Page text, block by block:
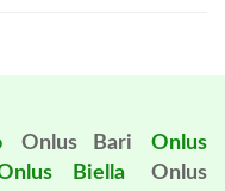
Onlus Bari
Onlus
Biella
Onlus